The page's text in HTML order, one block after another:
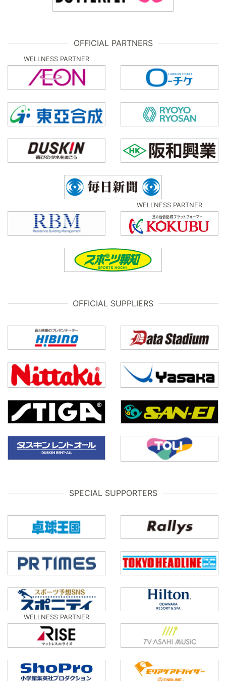
OFFICIAL PARTNERS
WELLNESS PARTNER
WELLNESS PARTNER
OFFICIAL SUPPLIERS
SPECIAL SUPPORTERS
WELLNESS PARTNER